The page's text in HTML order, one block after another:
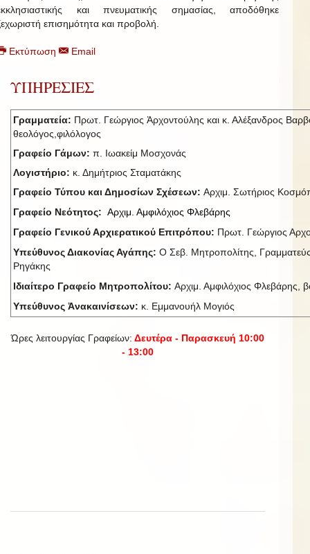
και πνευματικής σημασίας, αποδόθηκε
επισημότητα και προβολή.
Εκτύπωση Email
ΥΠΗΡΕΣΙΕΣ
Γραμματεία: Πρωτ. Γεώργιος Ἀρχοντούλης και κ. Αλέξανδρος
θεολόγος,φιλόλογος
Γραφείο Γάμων: π. Ιωακείμ Μοσχονάς
Λογιστήριο: κ. Δημήτριος Σταματάκης
Γραφείο Τύπου και Δημοσίων Σχέσεων: Αρχιμ. Σωτήριος
Γραφείο Νεότητος: Αρχιμ. Αμφιλόχιος Φλεβάρης
Γραφείο Γενικού Αρχιερατικού Επιτρόπου: Πρωτ. Γεώργιος
Υπεύθυνος Διακονίας Αγάπης: Ο Σεβ. Μητροπολίτης,
Ρηγάκης
Ιδιαίτερο Γραφείο Μητροπολίτου: Αρχιμ. Αμφιλόχιος Φλεβάρης,
Υπεύθυνος Ἀνακαινίσεων: κ. Εμμανουήλ Μογιός
Ώρες λειτουργίας Γραφείων: Δευτέρα - Παρασκευή 10:00
- 13:00